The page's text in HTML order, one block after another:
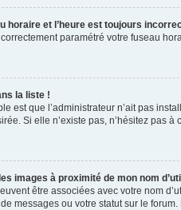
horaire et l’heure est toujours
paramétré votre fuseau
la liste !
est que l’administrateur n’ait pas
Si elle n’existe pas, n’hésitez pas
images à proximité de mon nom
être associées avec votre nom
messages ou votre statut sur le